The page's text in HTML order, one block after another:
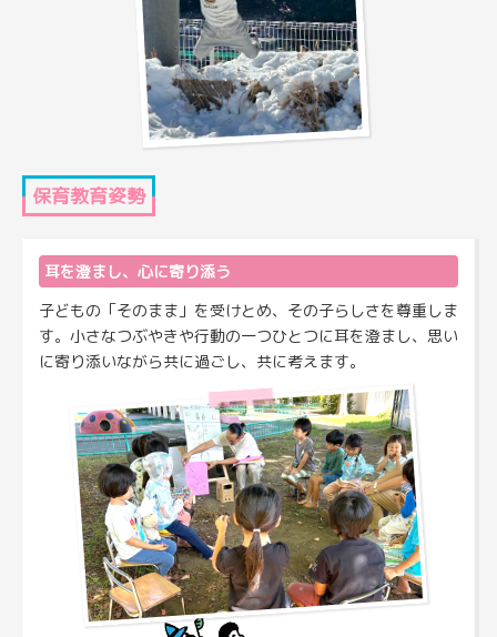
保育教育姿勢
耳を澄まし、心に寄り添う
子どもの「そのまま」を受けとめ、その子らしさを尊重しま
す。小さなつぶやきや行動の一つひとつに耳を澄まし、思い
に寄り添いながら共に過ごし、共に考えます。